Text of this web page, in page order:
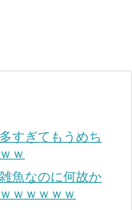
すぎてもうめち
ｗ
魚なのに何故か
ｗｗｗｗｗ